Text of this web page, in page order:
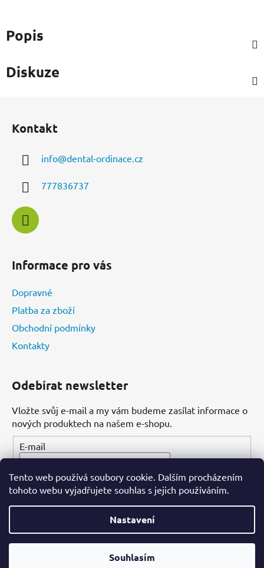
Tento web používá soubory cookie. Dalším procházením
tohoto webu vyjadřujete souhlas s jejich používáním.
Nastavení
Souhlasím
Popis
Diskuze
Kontakt
info@dental-ordinace.cz
777836737
Informace pro vás
Dopravné
Platba za zboží
Obchodní podmínky
Kontakty
Odebírat newsletter
Vložte svůj e-mail a my vám budeme zasílat informace o
nových produktech na našem e-shopu.
E-mail
PŘIHLÁSIT SE
Vytvořil Shoptet
Dental-ordinace.cz